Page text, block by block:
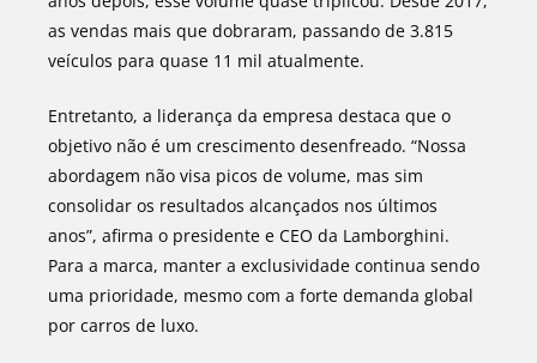
as vendas mais que dobraram, passando de 3.815
veículos para quase 11 mil atualmente.
Entretanto, a liderança da empresa destaca que o
objetivo não é um crescimento desenfreado. “Nossa
abordagem não visa picos de volume, mas sim
consolidar os resultados alcançados nos últimos
anos”, afirma o presidente e CEO da Lamborghini.
Para a marca, manter a exclusividade continua sendo
uma prioridade, mesmo com a forte demanda global
por carros de luxo.